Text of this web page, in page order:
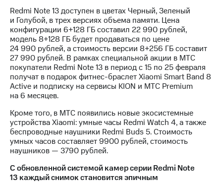
Раскрытие
информации
Информация
акционерам
Документы
ПАО
"МТС"
Собрания
акционеров
Личный
акционера
Акционерный
капитал
Контроль
и
Рынок
акций
Redmi Note 13 доступен в цветах Черный, Зеленый
и Голубой, в трех версиях объема памяти. Цена
конфигурации 6+128 ГБ cоставил 22 990 рублей,
модель 8+128 ГБ будет продаваться по цене
24 990 рублей, а стоимость версии 8+256 ГБ составит
27 990 рублей. В рамках специальной акции в МТС
покупатели Redmi Note 13 в период с 15 по 25 февраля
получат в подарок фитнес-браслет Xiaomi Smart Band 8
Active и подписку на сервисы KION и МТС Premium
на 6 месяцев.
Кроме того, в МТС появились новые экосистемные
устройства Xiaomi: умные часы Redmi Watch 4, а также
беспроводные наушники Redmi Buds 5. Стоимость
умных часов составляет 9900 рублей, стоимость
наушников — 3790 рублей.
С обновленной системой камер серии Redmi Note
13 каждый снимок становится эпичным